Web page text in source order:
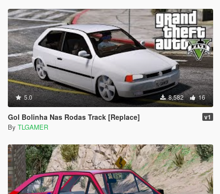
5.0 8,582 16
Gol Bolinha Nas Rodas Track [Replace] v1
By TLGAMER